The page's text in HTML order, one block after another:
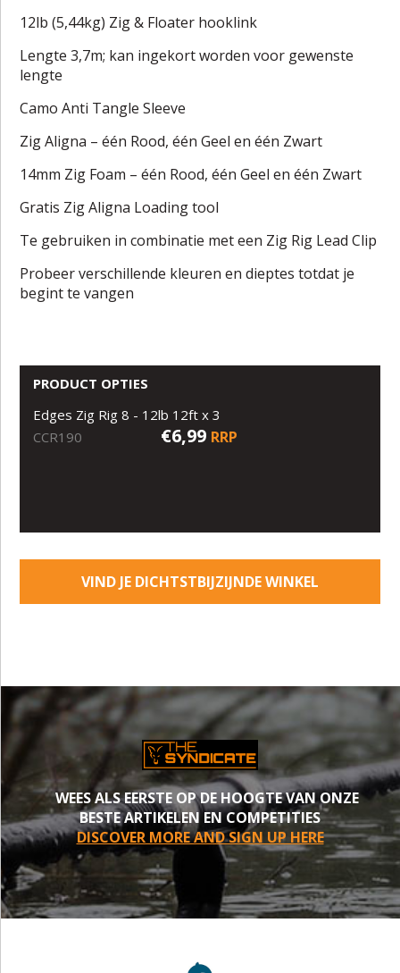
12lb (5,44kg) Zig & Floater hooklink
Lengte 3,7m; kan ingekort worden voor gewenste
lengte
Camo Anti Tangle Sleeve
Zig Aligna – één Rood, één Geel en één Zwart
14mm Zig Foam – één Rood, één Geel en één Zwart
Gratis Zig Aligna Loading tool
Te gebruiken in combinatie met een Zig Rig Lead Clip
Probeer verschillende kleuren en dieptes totdat je
begint te vangen
PRODUCT OPTIES
Edges Zig Rig 8 - 12lb 12ft x 3
CCR190
€6,99 RRP
VIND JE DICHTSTBIJZIJNDE WINKEL
WEES ALS EERSTE OP DE HOOGTE VAN ONZE
BESTE ARTIKELEN EN COMPETITIES
DISCOVER MORE AND SIGN UP HERE